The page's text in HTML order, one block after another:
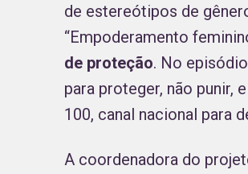
de estereótipos de
“Empoderamento
de proteção. No
para proteger, não punir,
100, canal nacional para
A coordenadora do